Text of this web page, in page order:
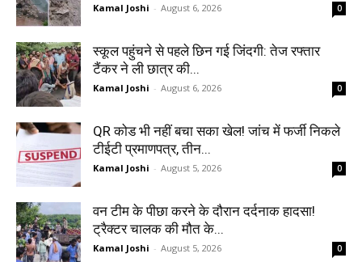
Kamal Joshi - August 6, 2026 0
स्कूल पहुंचने से पहले छिन गई जिंदगी: तेज रफ्तार
टैंकर ने ली छात्र की...
Kamal Joshi - August 6, 2026 0
QR कोड भी नहीं बचा सका खेल! जांच में फर्जी निकले
टीईटी प्रमाणपत्र, तीन...
Kamal Joshi - August 5, 2026 0
वन टीम के पीछा करने के दौरान दर्दनाक हादसा!
ट्रैक्टर चालक की मौत के...
Kamal Joshi - August 5, 2026 0